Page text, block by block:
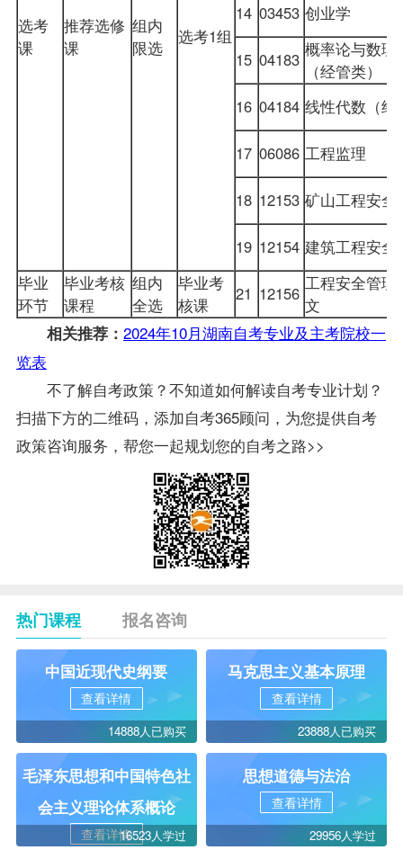
选考
课
推荐选修
课
组内
限选
选考1组
14 03453 创业学
15 04183 概率论与数理
（经管类）
16 04184 线性代数（经
17 06086 工程监理
18 12153 矿山工程安全
19 12154 建筑工程安全
毕业
环节
毕业考核
课程
组内
全选
毕业考
核课
21 12156 工程安全管理
文
相关推荐： 2024年10月湖南自考专业及主考院校一
览表
不了解自考政策？不知道如何解读自考专业计划？
扫描下方的二维码，添加自考365顾问，为您提供自考
政策咨询服务，帮您一起规划您的自考之路>>
热门课程 报名咨询
中国近现代史纲要
查看详情
14888人已购买
马克思主义基本原理
查看详情
23888人已购买
毛泽东思想和中国特色社
会主义理论体系概论
查看详情16523人学过
思想道德与法治
查看详情
29956人学过